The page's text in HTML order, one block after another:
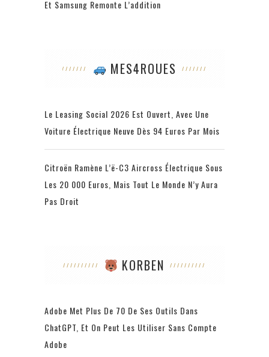
Et Samsung Remonte L’addition
MES4ROUES
Le Leasing Social 2026 Est Ouvert, Avec Une
Voiture Électrique Neuve Dès 94 Euros Par Mois
Citroën Ramène L’ë-C3 Aircross Électrique Sous
Les 20 000 Euros, Mais Tout Le Monde N’y Aura
Pas Droit
KORBEN
Adobe Met Plus De 70 De Ses Outils Dans
ChatGPT, Et On Peut Les Utiliser Sans Compte
Adobe